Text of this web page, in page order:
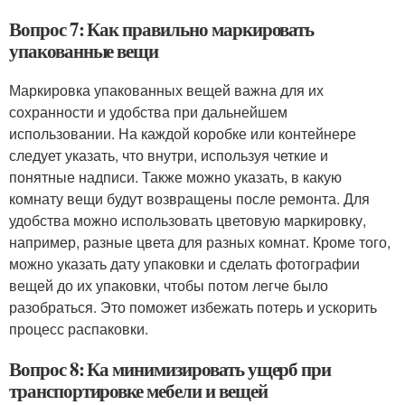
Вопрос 7: Как правильно маркировать
упакованные вещи
Маркировка упакованных вещей важна для их
сохранности и удобства при дальнейшем
использовании. На каждой коробке или контейнере
следует указать, что внутри, используя четкие и
понятные надписи. Также можно указать, в какую
комнату вещи будут возвращены после ремонта. Для
удобства можно использовать цветовую маркировку,
например, разные цвета для разных комнат. Кроме того,
можно указать дату упаковки и сделать фотографии
вещей до их упаковки, чтобы потом легче было
разобраться. Это поможет избежать потерь и ускорить
процесс распаковки.
Вопрос 8: Ка минимизировать ущерб при
транспортировке мебели и вещей